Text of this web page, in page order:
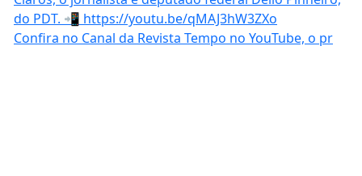
Confira no Canal da Revista Tempo no YouTube, o pr